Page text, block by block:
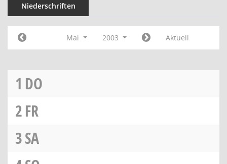
Niederschriften
Mai 2003 Aktuell
1 DO
2FR
3SA